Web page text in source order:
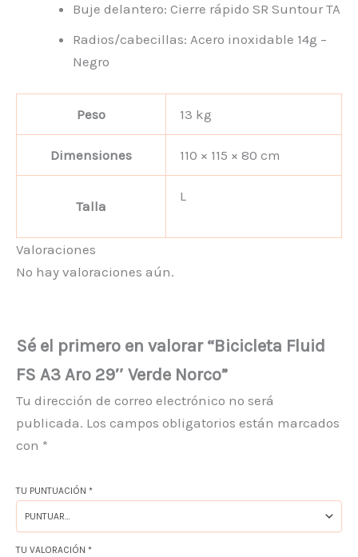
Buje delantero: Cierre rápido SR Suntour TA
Radios/cabecillas: Acero inoxidable 14g –
Negro
Peso 13 kg
Dimensiones 110 × 115 × 80 cm
Talla
L
Valoraciones
No hay valoraciones aún.
Sé el primero en valorar “Bicicleta Fluid
FS A3 Aro 29″ Verde Norco”
Tu dirección de correo electrónico no será
publicada. Los campos obligatorios están marcados
con *
TU PUNTUACIÓN *
TU VALORACIÓN *